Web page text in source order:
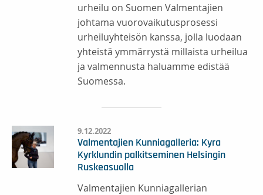
urheilu on Suomen Valmentajien
johtama vuorovaikutusprosessi
urheiluyhteisön kanssa, jolla luodaan
yhteistä ymmärrystä millaista urheilua
ja valmennusta haluamme edistää
Suomessa.
9.12.2022
Valmentajien Kunniagalleria: Kyra
Kyrklundin palkitseminen Helsingin
Ruskeasuolla
Valmentajien Kunniagallerian